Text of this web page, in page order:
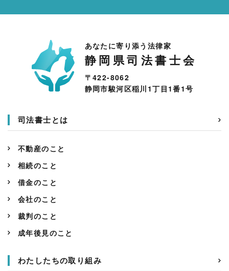
あなたに寄り添う法律家
静岡県司法書士会
〒422-8062
静岡市駿河区稲川1丁目1番1号
司法書士とは
不動産のこと
相続のこと
借金のこと
会社のこと
裁判のこと
成年後見のこと
わたしたちの取り組み